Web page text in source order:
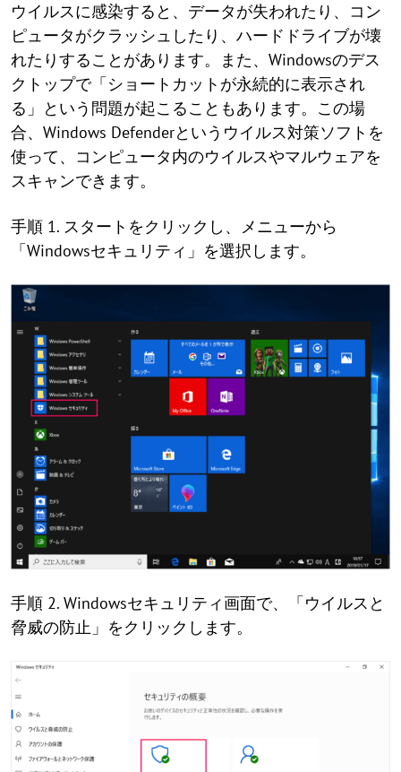
ウイルスに感染すると、データが失われたり、コン
ピュータがクラッシュしたり、ハードドライブが壊
れたりすることがあります。また、Windowsのデス
クトップで「ショートカットが永続的に表示され
る」という問題が起こることもあります。この場
合、Windows Defenderというウイルス対策ソフトを
使って、コンピュータ内のウイルスやマルウェアを
スキャンできます。
手順 1. スタートをクリックし、メニューから
「Windowsセキュリティ」を選択します。
手順 2. Windowsセキュリティ画面で、「ウイルスと
脅威の防止」をクリックします。